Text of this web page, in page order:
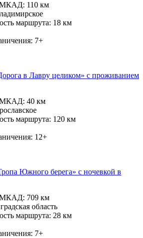
МКАД: 110 км
маршрута: 18 км
7+
в Лавру целиком» с проживанием
МКАД: 40 км
маршрута: 120 км
12+
Южного берега» с ночевкой в
МКАД: 709 км
область
маршрута: 28 км
7+